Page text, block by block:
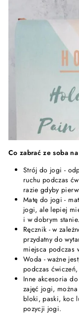
Co zabrać ze soba
Strój do jogi -
ruchu podczas
razie gdyby
Matę do jogi -
jogi, ale lepiej
i w dobrym stanie.
Ręcznik - w
przydatny do
miejsca podczas
Woda - ważne
podczas
Inne akcesoria
zajęć jogi,
bloki, paski, koc
pozycji jogi.